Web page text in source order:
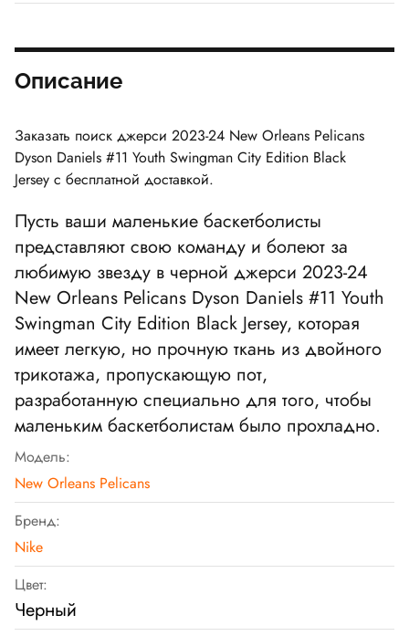
Описание
Заказать поиск джерси 2023-24 New Orleans Pelicans
Dyson Daniels #11 Youth Swingman City Edition Black
Jersey с бесплатной доставкой.
Пусть ваши маленькие баскетболисты
представляют свою команду и болеют за
любимую звезду в черной джерси 2023-24
New Orleans Pelicans Dyson Daniels #11 Youth
Swingman City Edition Black Jersey, которая
имеет легкую, но прочную ткань из двойного
трикотажа, пропускающую пот,
разработанную специально для того, чтобы
маленьким баскетболистам было прохладно.
Модель:
New Orleans Pelicans
Бренд:
Nike
Цвет:
Черный